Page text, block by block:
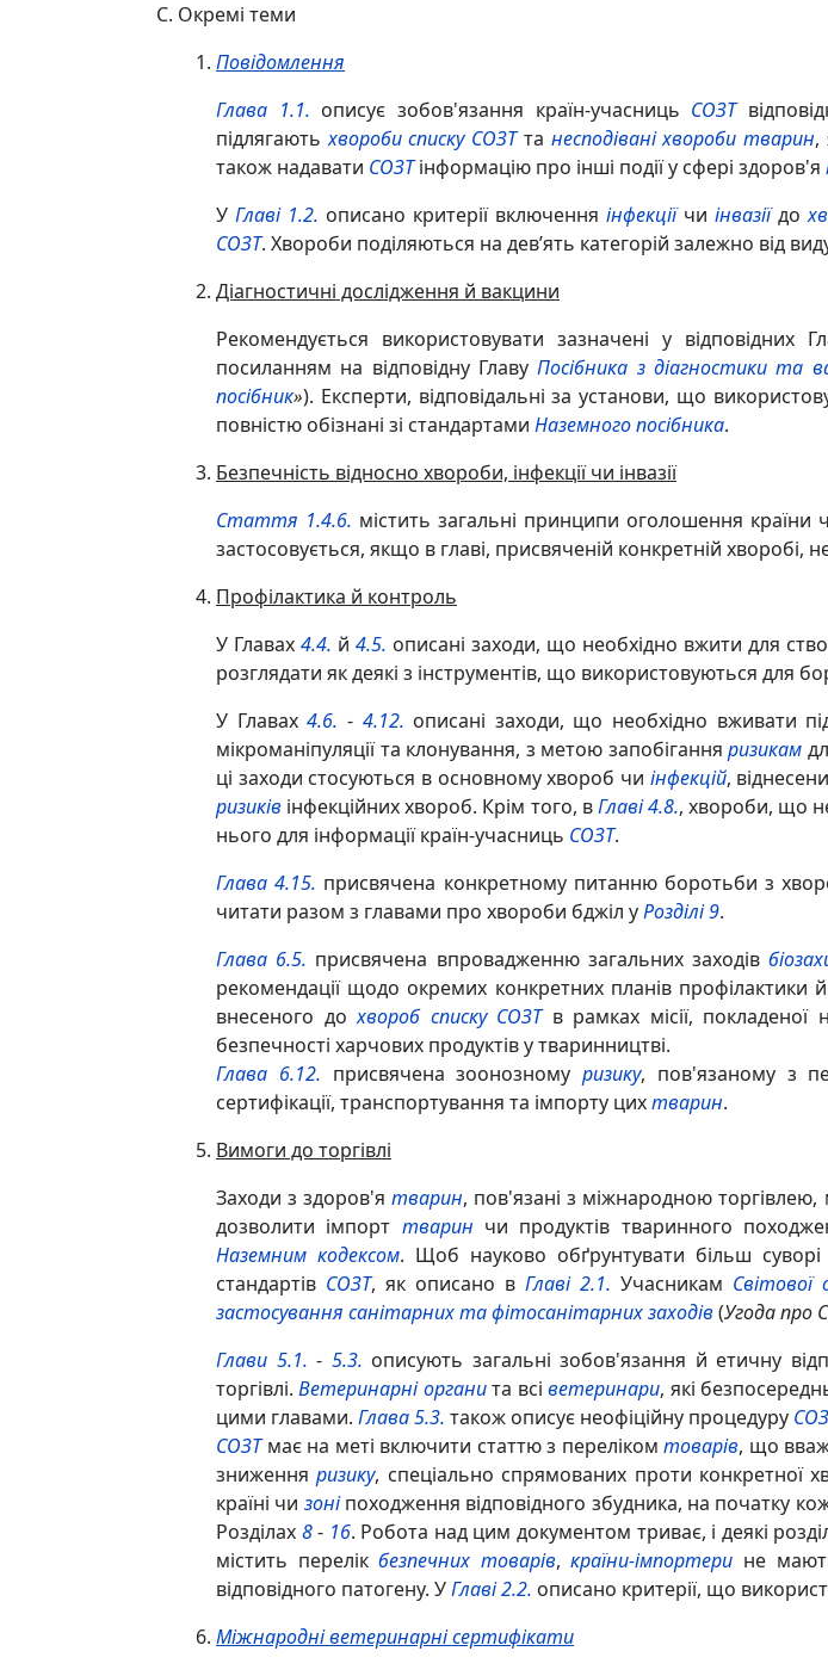
Окремі теми
Повідомлення
Глава 1.1. описує зобов'язання країн-учасниць СОЗТ
підлягаютьхвороби списку СОЗТта несподівані хвороби тварин,
також надавати СОЗТінформацію про інші події у сфері здоров'я
У Главі 1.2. описано критерії включення інфекціїчи інвазіїдо
СОЗТ. Хвороби поділяються на дев’ять категорій залежно від
Діагностичні дослідження й вакцини
Рекомендується використовувати зазначені у відповідних
посиланням на відповідну ГлавуПосібника з діагностики та
посібник»). Експерти, відповідальні за установи, що
повністю обізнані зі стандартами Наземного посібника.
Безпечність відносно хвороби, інфекції чи інвазії
Стаття 1.4.6. містить загальні принципи оголошення країни
застосовується, якщо в главі, присвяченій конкретній хворобі,
Профілактика й контроль
У Главах 4.4. й 4.5. описані заходи, що необхідно вжити для
розглядати як деякі з інструментів, що використовуються для
У Главах4.6. - 4.12. описані заходи, що необхідно вживати
мікроманіпуляції та клонування, з метою запобіганняризикам
ці заходи стосуються в основному хвороб чи інфекцій,
ризиків інфекційних хвороб. Крім того, вГлаві 4.8., хвороби, що
нього для інформації країн-учасниць СОЗТ.
Глава 4.15. присвячена конкретному питанню боротьби з
читати разом з главами про хвороби бджіл уРозділі 9.
Глава 6.5. присвячена впровадженню загальних заходів
рекомендації щодо окремих конкретних планів профілактики
внесеного дохвороб списку СОЗТв рамках місії, покладеної
безпечності харчових продуктів у тваринництві.
Глава 6.12. присвячена зоонозномуризику, пов'язаному з
сертифікації, транспортування та імпорту цихтварин.
Вимоги до торгівлі
Заходи з здоров'ятварин, пов'язані з міжнародною
дозволити імпорт тварин чи продуктів тваринного
Наземним кодексом. Щоб науково обґрунтувати більш суворі
стандартів СОЗТ, як описано в Главі 2.1. Учасникам Світової
застосування санітарних та фітосанітарних заходів(Угода про
Глави 5.1. - 5.3. описують загальні зобов'язання й етичну
торгівлі.Ветеринарні органита всіветеринари, які
цими главами. Глава 5.3. також описує неофіційну процедуру
СОЗТмає на меті включити статтю з переліком товарів, що
зниженняризику, спеціально спрямованих проти конкретної
країні чи зоніпоходження відповідного збудника, на початку
Розділах 8- 16. Робота над цим документом триває, і деякі
містить перелікбезпечних товарів,країни-імпортери не
відповідного патогену. УГлаві 2.2. описано критерії, що
Міжнародні ветеринарні сертифікати